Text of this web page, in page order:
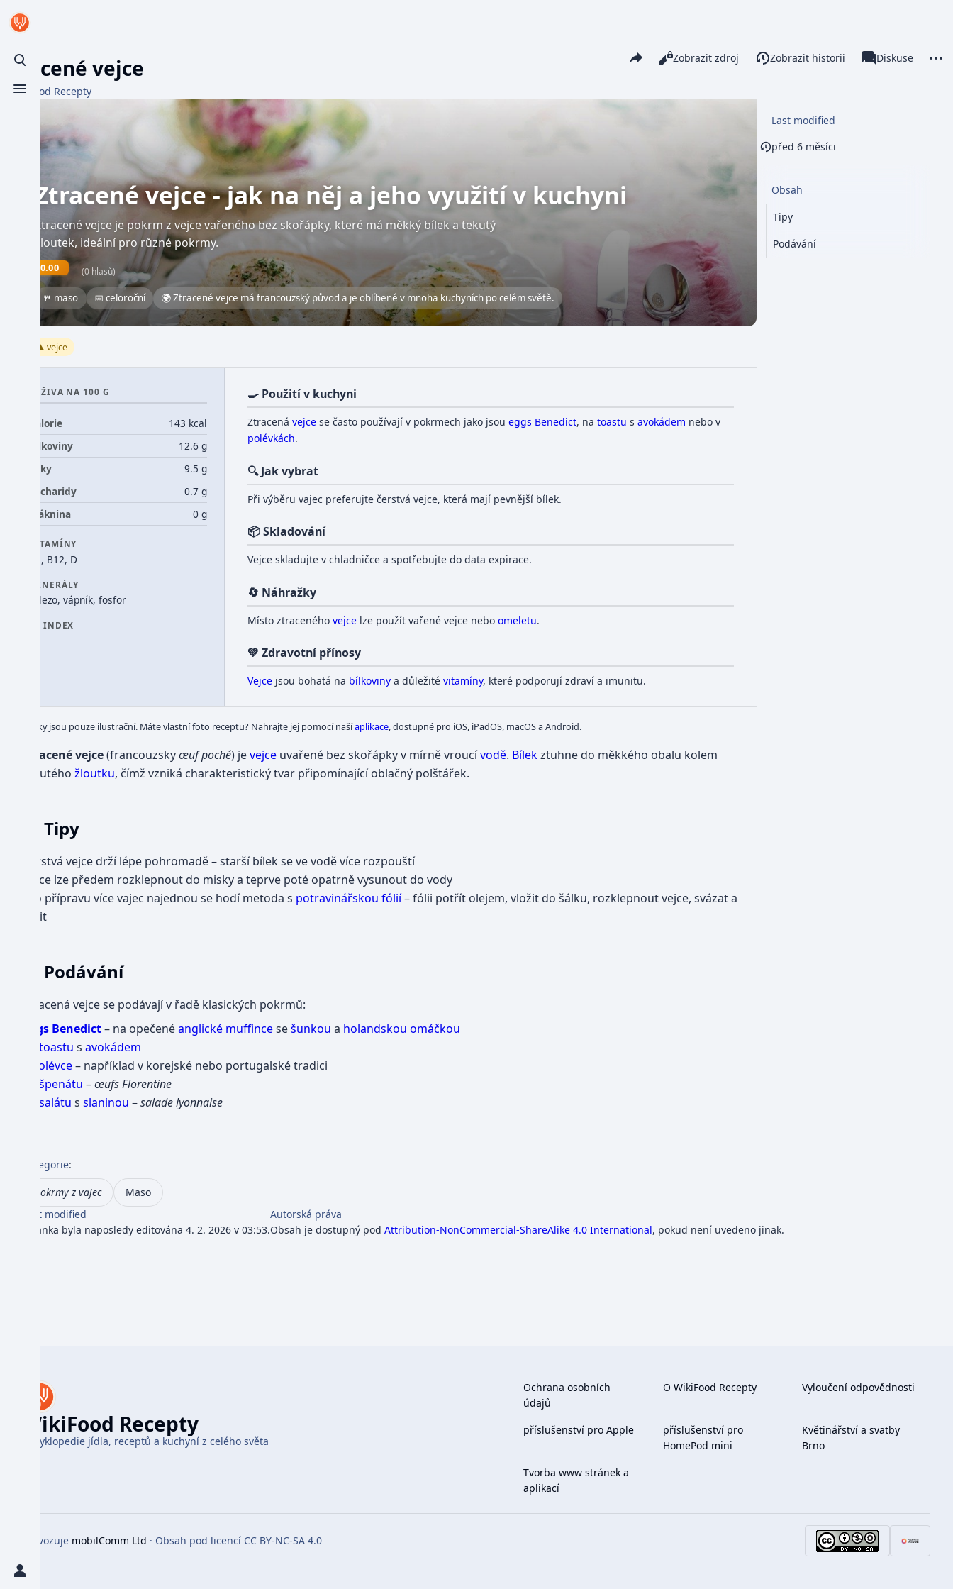
Toggle search
Toggle menu
Toggle preferences menu
Toggle personal menu
Ztracené vejce
Z WikiFood Recepty
Share this pageZobrazení
Číst
Zobrazit zdroj Zobrazit historii associated-pages
Stránka
Diskuse
Ztracené vejce - jak na něj a jeho využití v kuchyni
Ztracené vejce je pokrm z vejce vařeného bez skořápky, které má měkký bílek a tekutý
žloutek, ideální pro různé pokrmy.
0.00 (0 hlasů)
🍴 maso 📅 celoroční 🌍 Ztracené vejce má francouzský původ a je oblíbené v mnoha kuchyních po celém světě.
⚠️ vejce
VÝŽIVA NA 100 G
Kalorie
143 kcal
Bílkoviny
12.6 g
Tuky
9.5 g
Sacharidy
0.7 g
Vláknina
0 g
VITAMÍNY
B2, B12, D
MINERÁLY
železo, vápník, fosfor
GI INDEX
🍳 Použití v kuchyni
Ztracená vejcese často používají v pokrmech jako jsou eggs Benedict, na toastu s avokádem nebo v
polévkách.
🔍 Jak vybrat
Při výběru vajec preferujte čerstvá vejce, která mají pevnější bílek.
📦 Skladování
Vejce skladujte v chladničce a spotřebujte do data expirace.
🔄 Náhražky
Místo ztraceného vejcelze použít vařené vejce nebo omeletu.
💚 Zdravotní přínosy
Vejcejsou bohatá na bílkovinya důležité vitamíny, které podporují zdraví a imunitu.
Obrázky jsou pouze ilustrační. Máte vlastní foto receptu? Nahrajte jej pomocí našíaplikace, dostupné pro iOS, iPadOS, macOS a Android.
Ztracené vejce(francouzskyœuf poché) jevejce uvařené bez skořápky v mírně vroucívodě. Bílekztuhne do měkkého obalu kolem
tekutého žloutku, čímž vzniká charakteristický tvar připomínající oblačný polštářek.
Tipy
Čerstvá vejce drží lépe pohromadě – starší bílek se ve vodě více rozpouští
Vejce lze předem rozklepnout do misky a teprve poté opatrně vysunout do vody
Pro přípravu více vajec najednou se hodí metoda s potravinářskou fólií– fólii potřít olejem, vložit do šálku, rozklepnout vejce, svázat a
vařit
Podávání
Ztracená vejce se podávají v řadě klasických pokrmů:
eggs Benedict– na opečenéanglické muffincesešunkou a holandskou omáčkou
toastu s avokádem
polévce– například v korejské nebo portugalské tradici
špenátu –œufs Florentine
salátu s slaninou –salade lyonnaise
Last modified
před 6 měsíci
Obsah
Tipy
Podávání
Kategorie:
Pokrmy z vajec
Maso
Last modified
Stránka byla naposledy editována 4. 2. 2026 v 03:53.
Autorská práva
Obsah je dostupný pod Attribution-NonCommercial-ShareAlike 4.0 International, pokud není uvedeno jinak.
WikiFood Recepty
Encyklopedie jídla, receptů a kuchyní z celého světa
Ochrana osobních
údajů
O WikiFood Recepty Vyloučení odpovědnosti
příslušenství pro Apple
příslušenství pro
HomePod mini
Květinářství a svatby
Brno
Tvorba www stránek a
aplikací
Provozuje mobilComm Ltd · Obsah pod licencí CC BY-NC-SA 4.0